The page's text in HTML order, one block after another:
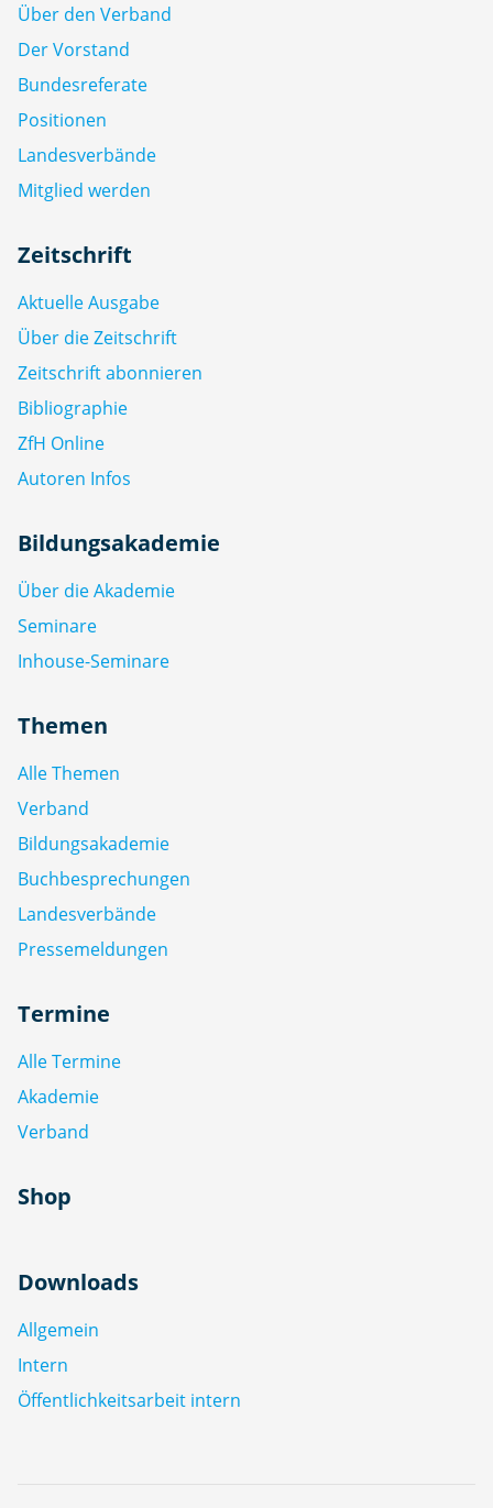
Über den Verband
Der Vorstand
Bundesreferate
Positionen
Landesverbände
Mitglied werden
Zeitschrift
Aktuelle Ausgabe
Über die Zeitschrift
Zeitschrift abonnieren
Bibliographie
ZfH Online
Autoren Infos
Bildungsakademie
Über die Akademie
Seminare
Inhouse-Seminare
Themen
Alle Themen
Verband
Bildungsakademie
Buchbesprechungen
Landesverbände
Pressemeldungen
Termine
Alle Termine
Akademie
Verband
Shop
Downloads
Allgemein
Intern
Öffentlichkeitsarbeit intern